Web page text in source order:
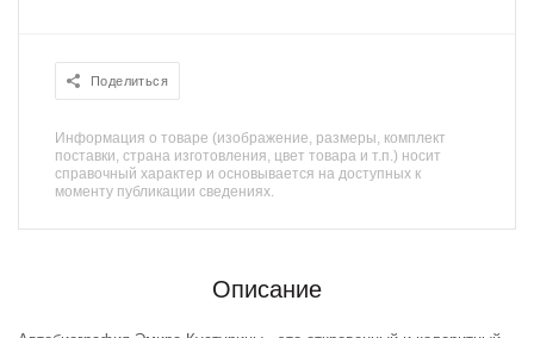
Поделиться
Информация о товаре (изображение, размеры, комплект
поставки, страна изготовления, цвет товара и т.п.) носит
справочный характер и основывается на доступных к
моменту публикации сведениях.
Описание